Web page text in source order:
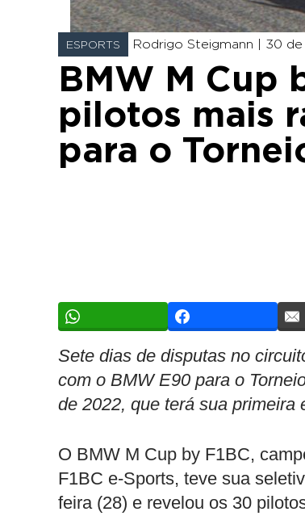
ESPORTS Rodrigo Steigmann | 30 de
BMW M Cup
pilotos mais
para o
Sete dias de disputas no
com o BMW E90 para o
de 2022, que terá sua primeira
O BMW M Cup by F1BC,
F1BC e-Sports, teve sua
feira (28) e revelou os 30